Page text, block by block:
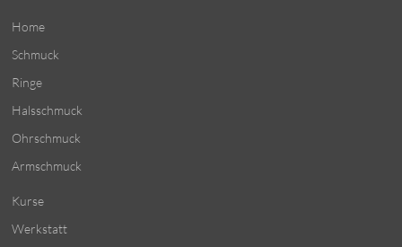
Home
Schmuck
Ringe
Halsschmuck
Ohrschmuck
Armschmuck
Kurse
Werkstatt